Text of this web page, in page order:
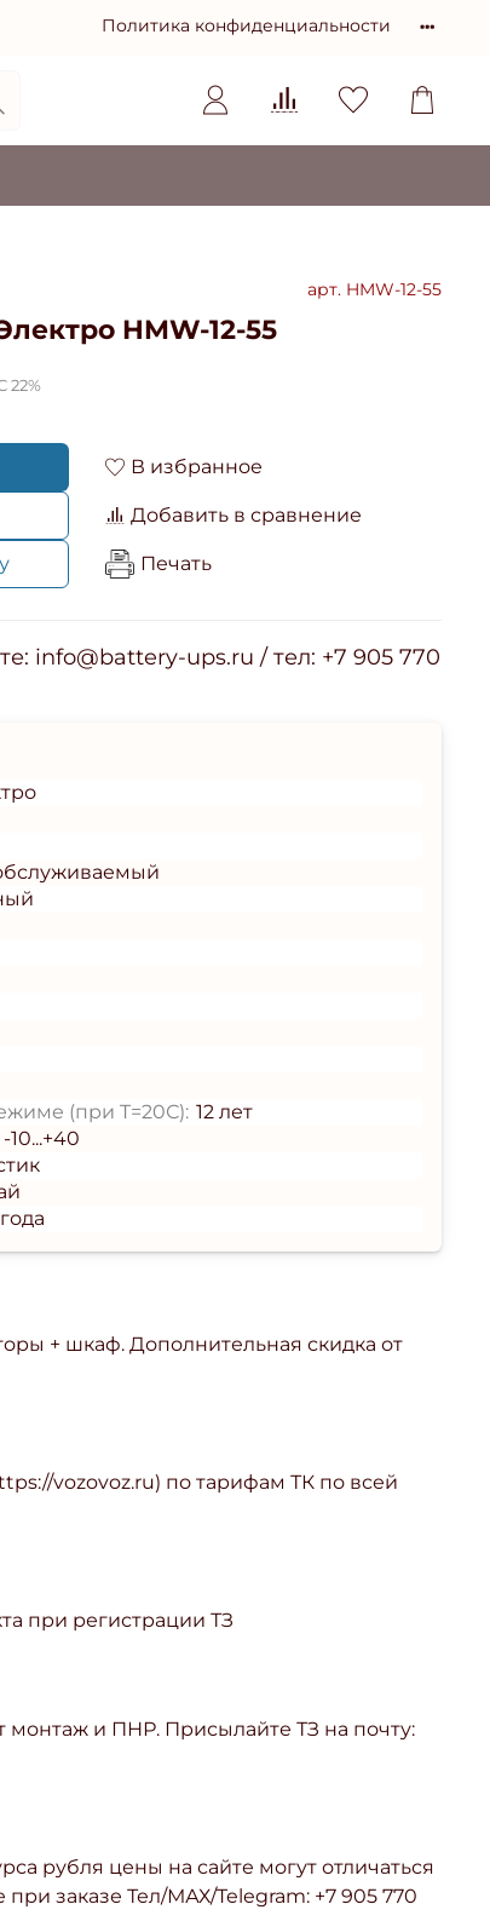
Политика конфиденциальности
арт. HMW-12-55
HMW-12-55
22%
В избранное
Добавить в сравнение
Печать
info@battery-ups.ru / тел: +7 905 770
+ шкаф. Дополнительная скидка от
vozovoz.ru) по тарифам ТК по всей
при регистрации ТЗ
и ПНР. Присылайте ТЗ на почту:
рубля цены на сайте могут отличаться
при заказе Тел/МАХ/Telegram: +7 905 770
(при T=20С): 12 лет
-10...+40